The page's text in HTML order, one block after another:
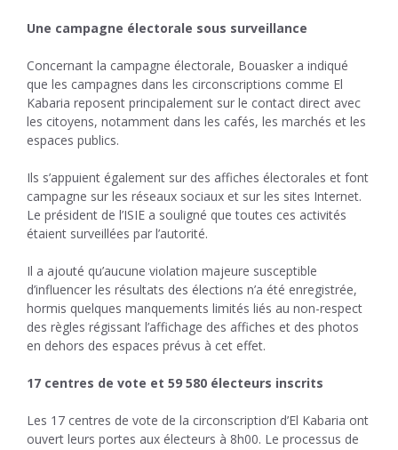
Une campagne électorale sous surveillance
Concernant la campagne électorale, Bouasker a indiqué
que les campagnes dans les circonscriptions comme El
Kabaria reposent principalement sur le contact direct avec
les citoyens, notamment dans les cafés, les marchés et les
espaces publics.
Ils s’appuient également sur des affiches électorales et font
campagne sur les réseaux sociaux et sur les sites Internet.
Le président de l’ISIE a souligné que toutes ces activités
étaient surveillées par l’autorité.
Il a ajouté qu’aucune violation majeure susceptible
d’influencer les résultats des élections n’a été enregistrée,
hormis quelques manquements limités liés au non-respect
des règles régissant l’affichage des affiches et des photos
en dehors des espaces prévus à cet effet.
17 centres de vote et 59 580 électeurs inscrits
Les 17 centres de vote de la circonscription d’El Kabaria ont
ouvert leurs portes aux électeurs à 8h00. Le processus de